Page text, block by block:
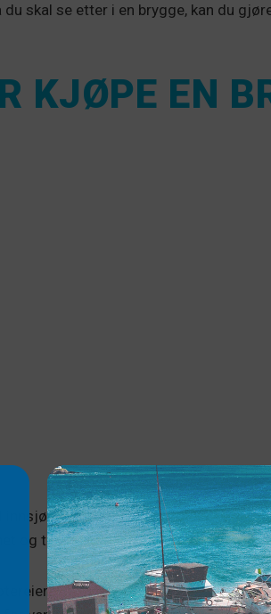
du skal se etter i en brygge, kan du
KJØPE EN
innsjøen kan du forbedre
og tilpassede funksjoner kan du få
investerer i en brygge for å få